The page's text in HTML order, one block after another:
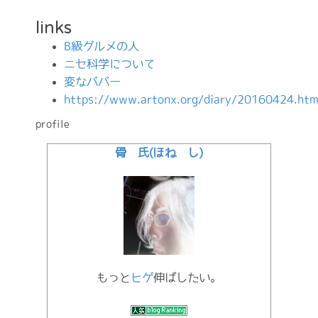
links
B級グルメの人
ニセ科学について
変なババー
https://www.artonx.org/diary/
profile
骨 氏(ほね し)
もっと ヒゲ伸ばしたい。